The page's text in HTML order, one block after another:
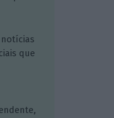
notícias
que